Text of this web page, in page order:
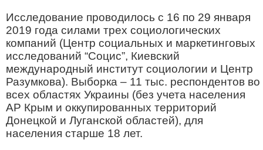
Исследование проводилось с 16 по 29 января
2019 года силами трех социологических
компаний (Центр социальных и маркетинговых
исследований “Социс”, Киевский
международный институт социологии и Центр
Разумкова). Выборка – 11 тыс. респондентов во
всех областях Украины (без учета населения
АР Крым и оккупированных территорий
Донецкой и Луганской областей), для
населения старше 18 лет.